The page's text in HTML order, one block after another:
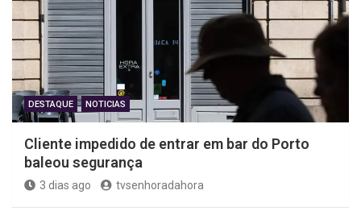
DESTAQUE NOTICIAS
Cliente impedido de entrar em bar do Porto
baleou segurança
3 dias ago tvsenhoradahora